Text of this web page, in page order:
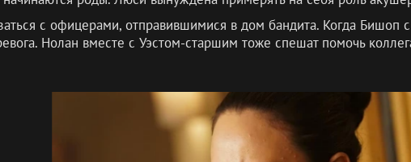
с офицерами, отправившимися в дом бандита. Когда Бишоп
Нолан вместе с Уэстом-старшим тоже спешат помочь